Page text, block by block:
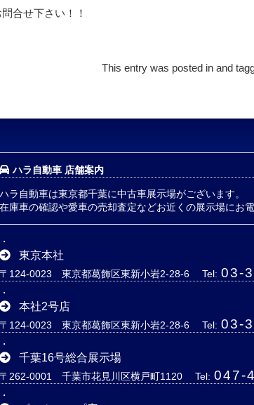
合せ下さい！！
This entry was posted in and
ハラ自動車 店舗案内
ハラ自動車は東京都千葉に中古車展示場がございます。
在庫車の確認や愛車の売却査定などお近くの展示場にお電
東京本社
〒124-0023 東京都葛飾区東新小岩2-28-6 Tel: 03-
本社2号店
〒124-0023 東京都葛飾区東新小岩2-28-6 Tel: 03-
千葉16号総合展示場
〒262-0001 千葉市花見川区横戸町1120 Tel: 047-